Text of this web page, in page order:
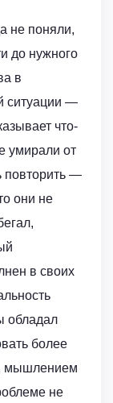
не поняли,
до нужного
в
ситуации —
что-
умирали от
повторить —
они не
в своих
обладал
более
мышлением
не